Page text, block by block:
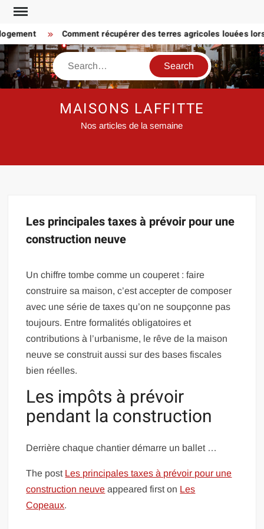
Skip
content
Comment récupérer des terres agricoles louées
Search
MAISONS LAFFITTE
Nos articles de la semaine
Les principales taxes à prévoir pour une
construction neuve
Un chiffre tombe comme un couperet : faire
construire sa maison, c’est accepter de composer
avec une série de taxes qu’on ne soupçonne pas
toujours. Entre formalités obligatoires et
contributions à l’urbanisme, le rêve de la maison
neuve se construit aussi sur des bases fiscales
bien réelles.
Les impôts à prévoir
pendant la construction
Derrière chaque chantier démarre un ballet …
The post Les principales taxes à prévoir pour une
construction neuve appeared first on Les
Copeaux.